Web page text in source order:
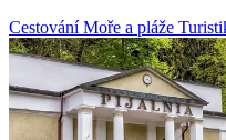
CestováníMoře a pláže